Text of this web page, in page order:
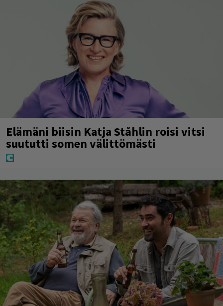
Elämäni biisin Katja Ståhlin roisi vitsi
suututti somen välittömästi